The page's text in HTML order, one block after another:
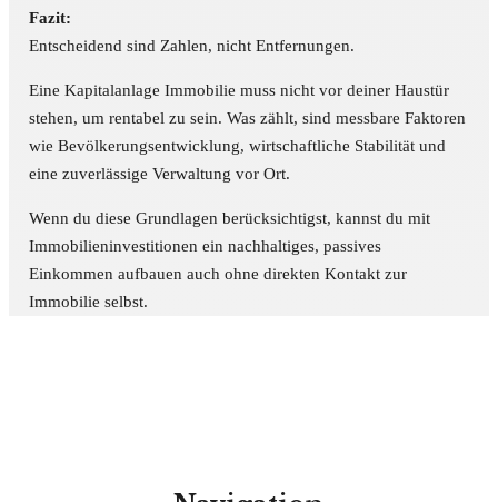
Fazit:
Entscheidend sind Zahlen, nicht Entfernungen.
Eine Kapitalanlage Immobilie muss nicht vor deiner Haustür
stehen, um rentabel zu sein. Was zählt, sind messbare Faktoren
wie Bevölkerungsentwicklung, wirtschaftliche Stabilität und
eine zuverlässige Verwaltung vor Ort.
Wenn du diese Grundlagen berücksichtigst, kannst du mit
Immobilieninvestitionen ein nachhaltiges, passives
Einkommen aufbauen auch ohne direkten Kontakt zur
Immobilie selbst.